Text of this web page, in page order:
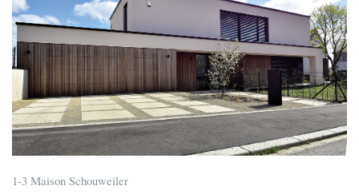
1-3 Maison Schouweiler